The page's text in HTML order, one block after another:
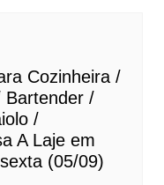
Cozinheira /
Bartender /
/
A Laje em
(05/09)